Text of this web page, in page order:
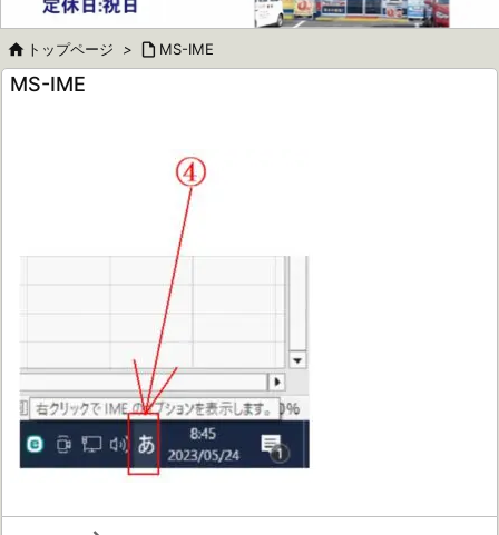

 トップページ >  MS-IME
MS-IME